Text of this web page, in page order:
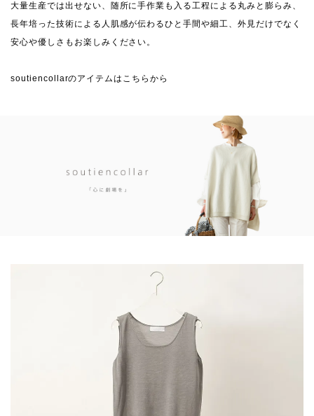
大量生産では出せない、随所に手作業も入る工程による丸みと膨らみ、
長年培った技術による人肌感が伝わるひと手間や細工、外見だけでなく
安心や優しさもお楽しみください。
soutiencollarのアイテムはこちらから